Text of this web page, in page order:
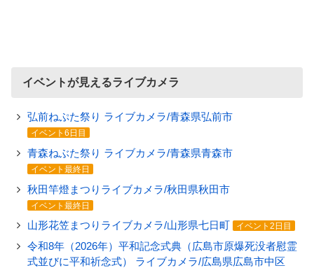
イベントが見えるライブカメラ
弘前ねぷた祭り ライブカメラ/青森県弘前市
イベント6日目
青森ねぶた祭り ライブカメラ/青森県青森市
イベント最終日
秋田竿燈まつりライブカメラ/秋田県秋田市
イベント最終日
山形花笠まつりライブカメラ/山形県七日町 イベント2日目
令和8年（2026年）平和記念式典（広島市原爆死没者慰霊
式並びに平和祈念式） ライブカメラ/広島県広島市中区